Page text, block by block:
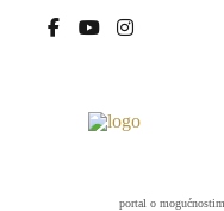
portal o